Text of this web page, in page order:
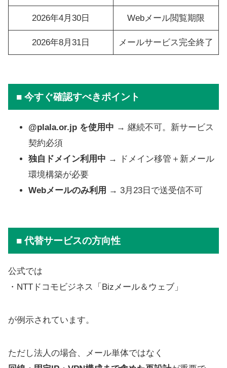
2026年4月30日 Webメール閲覧期限
2026年8月31日 メールサービス完全終了
■ 今すぐ確認すべきポイント
@plala.or.jp を使用中 → 継続不可。新サービス
契約必須
独自ドメイン利用中 → ドメイン移管＋新メール
環境構築が必要
Webメールのみ利用 → 3月23日で送受信不可
■ 代替サービスの方向性
公式では
・NTTドコモビジネス「Bizメール＆ウェブ」
が例示されています。
ただし法人の場合、メール単体ではなく